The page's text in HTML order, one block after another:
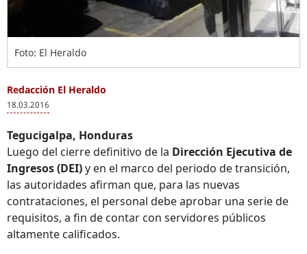
Foto: El Heraldo
Redacción El Heraldo
18.03.2016
Tegucigalpa, Honduras
Luego del cierre definitivo de la Dirección Ejecutiva de
Ingresos (DEI)y en el marco del periodo de transición,
las autoridades afirman que, para las nuevas
contrataciones, el personal debe aprobar una serie de
requisitos, a fin de contar con servidores públicos
altamente calificados.